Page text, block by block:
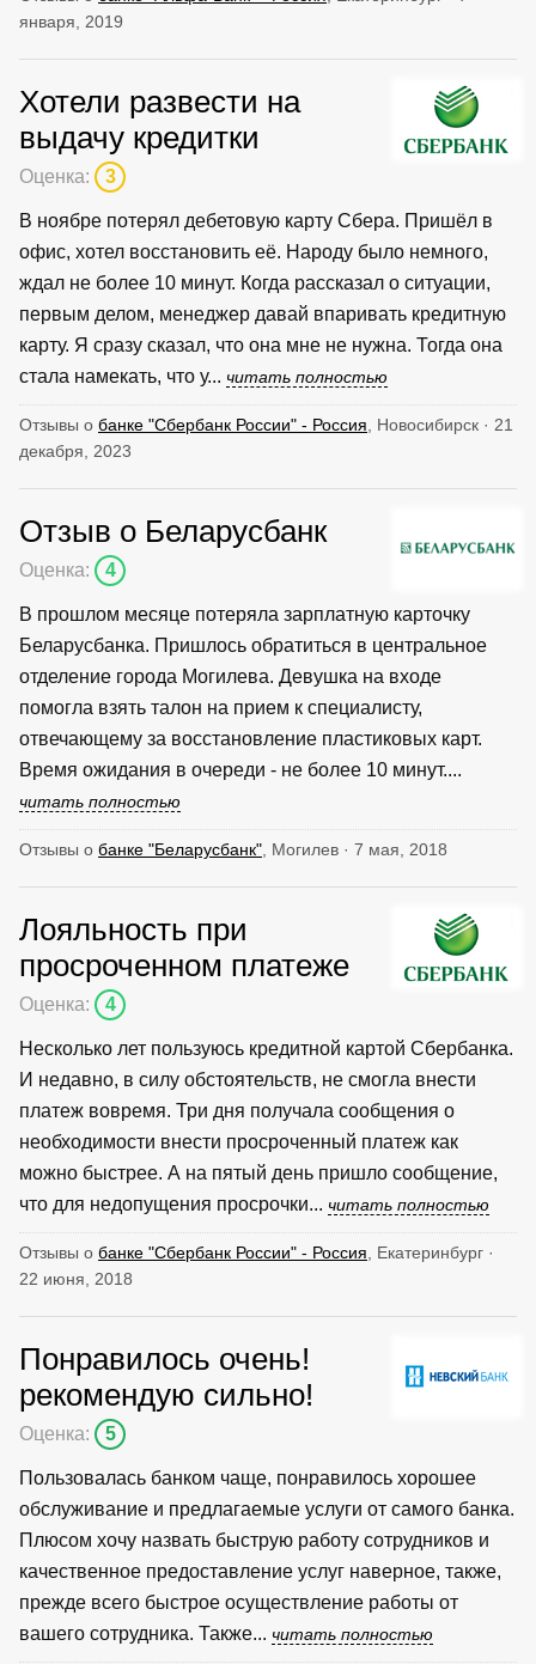
января, 2019
Хотели развести на
выдачу кредитки
Оценка: 3
В ноябре потерял дебетовую карту Сбера. Пришёл в
офис, хотел восстановить её. Народу было немного,
ждал не более 10 минут. Когда рассказал о ситуации,
первым делом, менеджер давай впаривать кредитную
карту. Я сразу сказал, что она мне не нужна. Тогда она
стала намекать, что у... читать полностью
Отзывы о банке "Сбербанк России" - Россия , Новосибирск · 21
декабря, 2023
Отзыв о Беларусбанк
Оценка: 4
В прошлом месяце потеряла зарплатную карточку
Беларусбанка. Пришлось обратиться в центральное
отделение города Могилева. Девушка на входе
помогла взять талон на прием к специалисту,
отвечающему за восстановление пластиковых карт.
Время ожидания в очереди - не более 10 минут....
читать полностью
Отзывы о банке "Беларусбанк" , Могилев · 7 мая, 2018
Лояльность при
просроченном платеже
Оценка: 4
Несколько лет пользуюсь кредитной картой Сбербанка.
И недавно, в силу обстоятельств, не смогла внести
платеж вовремя. Три дня получала сообщения о
необходимости внести просроченный платеж как
можно быстрее. А на пятый день пришло сообщение,
что для недопущения просрочки... читать полностью
Отзывы о банке "Сбербанк России" - Россия , Екатеринбург ·
22 июня, 2018
Понравилось очень!
рекомендую сильно!
Оценка: 5
Пользовалась банком чаще, понравилось хорошее
обслуживание и предлагаемые услуги от самого банка.
Плюсом хочу назвать быструю работу сотрудников и
качественное предоставление услуг наверное, также,
прежде всего быстрое осуществление работы от
вашего сотрудника. Также... читать полностью